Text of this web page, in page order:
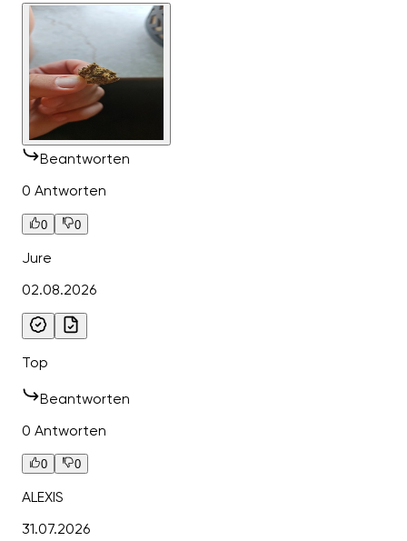
Beantworten
0 Antworten
0 0
Jure
02.08.2026
Top
Beantworten
0 Antworten
0 0
ALEXIS
31.07.2026